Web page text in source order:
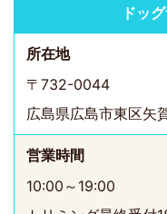
ドッ
所在地
〒732-0044
広島県広島市東区矢
営業時間
10:00～19:00